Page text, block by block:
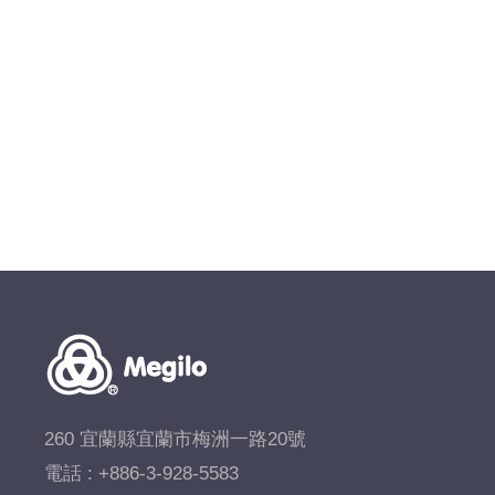
260 宜蘭縣宜蘭市梅洲一路20號
電話 : +886-3-928-5583